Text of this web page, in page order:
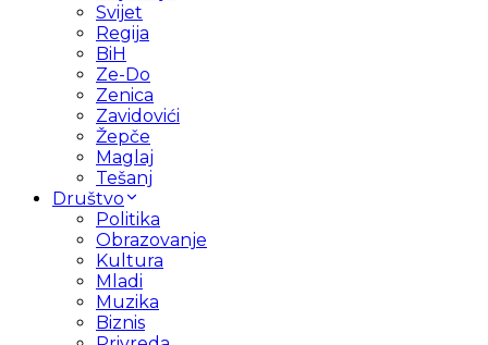
Svijet
Regija
BiH
Ze-Do
Zenica
Zavidovići
Žepče
Maglaj
Tešanj
Društvo
Politika
Obrazovanje
Kultura
Mladi
Muzika
Biznis